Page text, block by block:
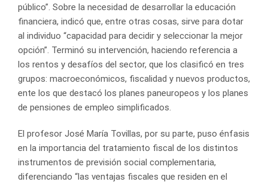
público”. Sobre la necesidad de desarrollar la educación
financiera, indicó que, entre otras cosas, sirve para dotar
al individuo “capacidad para decidir y seleccionar la mejor
opción”. Terminó su intervención, haciendo referencia a
los rentos y desafíos del sector, que los clasificó en tres
grupos: macroeconómicos, fiscalidad y nuevos productos,
ente los que destacó los planes paneuropeos y los planes
de pensiones de empleo simplificados.
El profesor José María Tovillas, por su parte, puso énfasis
en la importancia del tratamiento fiscal de los distintos
instrumentos de previsión social complementaria,
diferenciando “las ventajas fiscales que residen en el